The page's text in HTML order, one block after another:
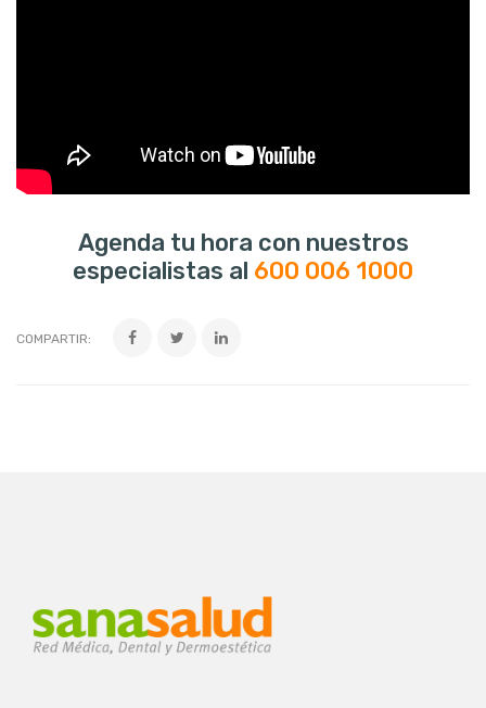
Agenda tu hora con nuestros
especialistas al 600 006 1000
COMPARTIR: